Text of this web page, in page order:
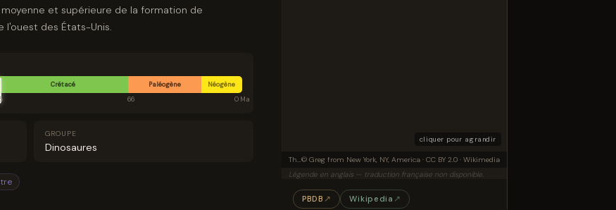
et supérieure de la formation de
des États-Unis.
Crétacé Paléogène
Néogène
66 0 Ma
GROUPE
Dinosaures
cliquer pour agrandir
The official postcard (of the American Museum of Natural History) says this is a Barosaurus, and that "this unique freestanding mount is the only Barosaurus on view in the world". This was true until the installation of another Barosaurus specimen at the Royal Ontario Museum. The adult specimen pictured is AMNH 6341, classified as Barosaurus lentus. The juvenile specimen (AMNH 7530), originally classified as a juvenile Barosaurus, has since been reclassified as a specimen of Kaatedocus siberi.© Greg from New York, NY, America · CC BY 2.0 · Wikimedia
Légende en anglais — traduction française non disponible.
PBDB ↗ Wikipedia ↗